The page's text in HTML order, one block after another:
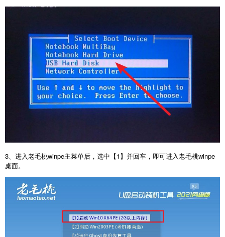
3、进入老毛桃winpe主菜单后，选中【1】并回车，即可进入老毛桃winpe
桌面。